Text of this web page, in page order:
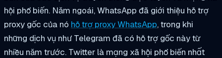
hội phổ biến. Năm ngoái, WhatsApp đã giới thiệu hỗ trợ
proxy gốc của nó hỗ trợ proxy WhatsApp, trong khi
những dịch vụ như Telegram đã có hỗ trợ gốc này từ
nhiều năm trước. Twitter là mạng xã hội phổ biến nhất